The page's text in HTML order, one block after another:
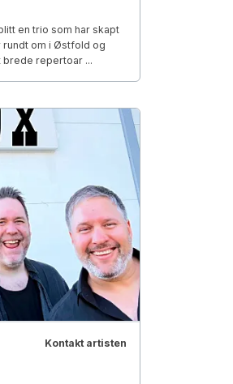
en trio som har skapt
rundt om i Østfold og
repertoar ...
Kontakt artisten